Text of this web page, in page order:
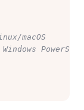
macOS